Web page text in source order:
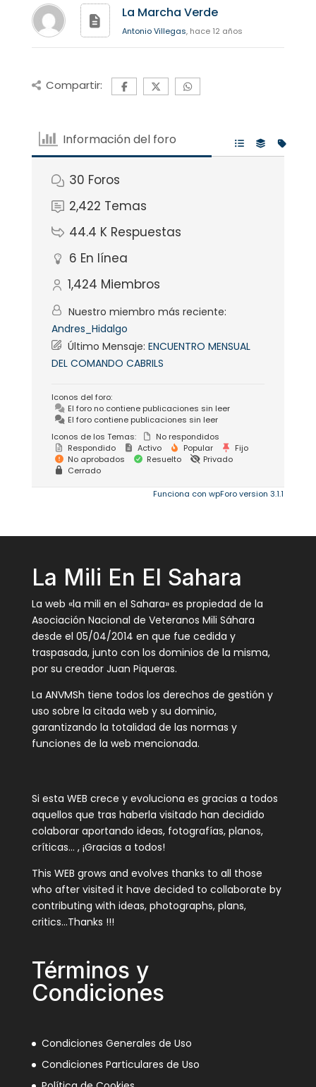
La Marcha Verde
Antonio Villegas, hace 12 años
Compartir:
Información del foro
30 Foros
2,422 Temas
44.4 K Respuestas
6 En línea
1,424 Miembros
Nuestro miembro más reciente:
Andres_Hidalgo
Último Mensaje: ENCUENTRO MENSUAL
DEL COMANDO CABRILS
Iconos del foro:
El foro no contiene publicaciones sin leer
El foro contiene publicaciones sin leer
Iconos de los Temas:
No respondidos
Respondido
Activo Popular
Fijo
No aprobados
Resuelto
Privado
Cerrado
Funciona con wpForo version 3.1.1
La Mili En El Sahara
La web «la mili en el Sahara» es propiedad de la
Asociación Nacional de Veteranos Mili Sáhara
desde el 05/04/2014 en que fue cedida y
traspasada, junto con los dominios de la misma,
por su creador Juan Piqueras.
La ANVMSh tiene todos los derechos de gestión y
uso sobre la citada web y su dominio,
garantizando la totalidad de las normas y
funciones de la web mencionada.
Si esta WEB crece y evoluciona es gracias a todos
aquellos que tras haberla visitado han decidido
colaborar aportando ideas, fotografías, planos,
críticas… , ¡Gracias a todos!
This WEB grows and evolves thanks to all those
who after visited it have decided to collaborate by
contributing with ideas, photographs, plans,
critics…Thanks !!!
Términos y
Condiciones
Condiciones Generales de Uso
Condiciones Particulares de Uso